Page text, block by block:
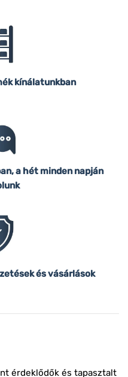
kínálatunkban
a hét minden napján
és vásárlások
érdeklődők és tapasztalt